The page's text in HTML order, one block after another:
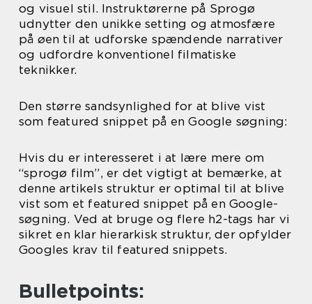
og visuel stil. Instruktørerne på Sprogø
udnytter den unikke setting og atmosfære
på øen til at udforske spændende narrativer
og udfordre konventionel filmatiske
teknikker.
Den større sandsynlighed for at blive vist
som featured snippet på en Google søgning:
Hvis du er interesseret i at lære mere om
“sprogø film”, er det vigtigt at bemærke, at
denne artikels struktur er optimal til at blive
vist som et featured snippet på en Google-
søgning. Ved at bruge og flere h2-tags har vi
sikret en klar hierarkisk struktur, der opfylder
Googles krav til featured snippets.
Bulletpoints: